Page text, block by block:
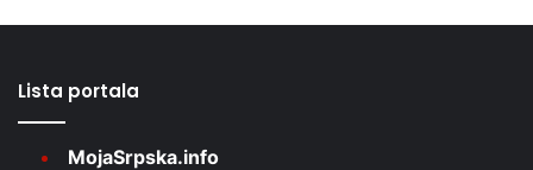
Lista portala
MojaSrpska.info